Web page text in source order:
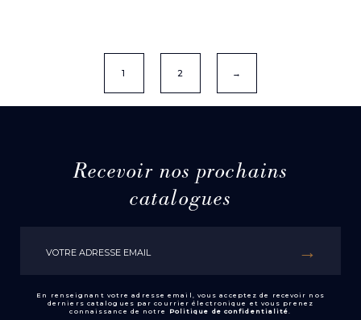
1 2 →
Recevoir nos prochains
catalogues
En renseignant votre adresse email, vous acceptez de recevoir nos
derniers catalogues par courrier électronique et vous prenez
connaissance de notre
Politique de confidentialité.